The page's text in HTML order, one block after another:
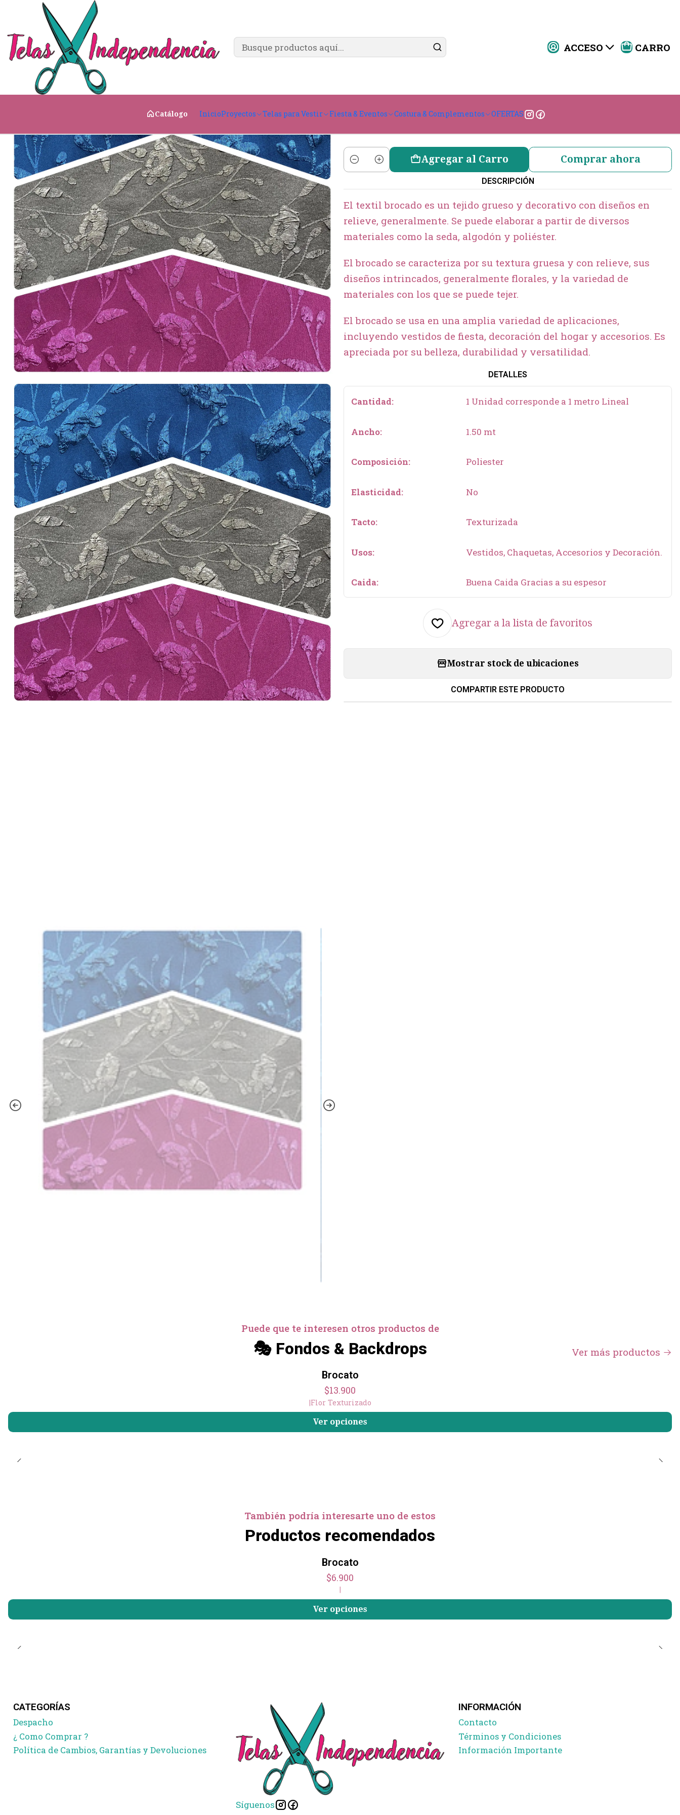
ACCESO CARRO
Catálogo InicioProyectos Telas para Vestir Fiesta & Eventos Costura & Complementos OFERTAS
Fiesta & Eventos
Diseño 1 Diseño 2
Cantidad
Agregar al Carro Comprar ahora
DESCRIPCIÓN
El textil brocado es un tejido grueso y decorativo con diseños en
relieve, generalmente. Se puede elaborar a partir de diversos
materiales como la seda, algodón y poliéster.
El brocado se caracteriza por su textura gruesa y con relieve, sus
diseños intrincados, generalmente florales, y la variedad de
materiales con los que se puede tejer.
El brocado se usa en una amplia variedad de aplicaciones,
incluyendo vestidos de fiesta, decoración del hogar y accesorios. Es
apreciada por su belleza, durabilidad y versatilidad.
DETALLES
Cantidad: 1 Unidad corresponde a 1 metro Lineal
Ancho: 1.50 mt
Composición: Poliester
Elasticidad: No
Tacto: Texturizada
Usos: Vestidos, Chaquetas, Accesorios y Decoración.
Caida: Buena Caida Gracias a su espesor
Agregar a la lista de favoritos
Mostrar stock de ubicaciones
COMPARTIR ESTE PRODUCTO
Puede que te interesen otros productos de
🎭 Fondos & Backdrops Ver más productos
Brocato
$13.900
|Flor Texturizado
Ver opciones
También podría interesarte uno de estos
Productos recomendados
Brocato
$6.900
|
Ver opciones
CATEGORÍAS
Despacho
¿ Como Comprar ?
Política de Cambios, Garantías y Devoluciones
Síguenos
INFORMACIÓN
Contacto
Términos y Condiciones
Información Importante